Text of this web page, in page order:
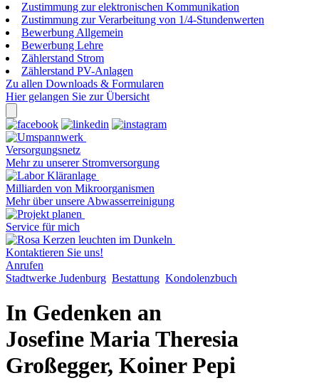
Zustimmung zur elektronischen Kommunikation
Zustimmung zur Verarbeitung von 1/4-Stundenwerten
Bewerbung Allgemein
Bewerbung Lehre
Zählerstand Strom
Zählerstand PV-Anlagen
Zu allen Downloads & Formularen
Hier gelangen Sie zur Übersicht
Versorgungsnetz
Mehr zu unserer Stromversorgung
Milliarden von Mikroorganismen
Mehr über unsere Abwasserreinigung
Service für mich
Kontaktieren Sie uns!
Anrufen
Stadtwerke Judenburg Bestattung Kondolenzbuch
In Gedenken an
Josefine Maria Theresia
Großegger, Koiner Pepi